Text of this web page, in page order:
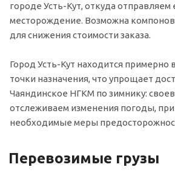
городе Усть-Кут, откуда отправляем
месторождение. Возможна
для снижения стоимости заказа.
Город Усть-Кут находится примерно
точки назначения, что упрощает
Чаяндинское НГКМ по зимнику:
отслеживаем изменения погоды,
необходимые меры
Перевозимые грузы